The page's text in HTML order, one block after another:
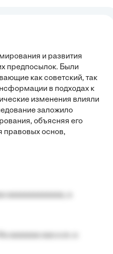
и развития
предпосылок. Были
как советский, так
в подходах к
изменения влияли
заложило
объясняя его
правовых основ,